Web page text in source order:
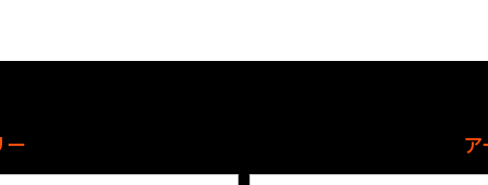
ー